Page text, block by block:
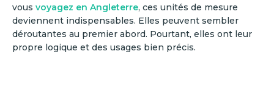
vous voyagez en Angleterre, ces unités de mesure
deviennent indispensables. Elles peuvent sembler
déroutantes au premier abord. Pourtant, elles ont leur
propre logique et des usages bien précis.